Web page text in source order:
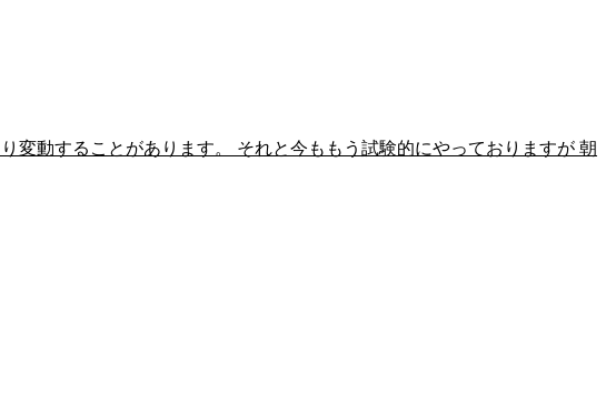
変動することがあります。 それと今ももう試験的にやっておりますが 朝